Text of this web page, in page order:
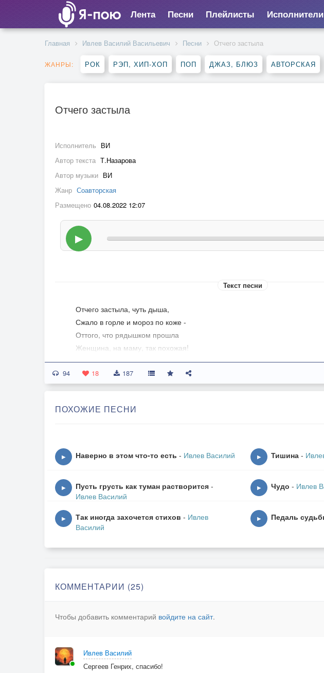
Лента Песни Плейлисты Исполнители
Главная Ивлев Василий Васильевич Песни Отчего застыла
ЖАНРЫ: РОК РЭП, ХИП-ХОП ПОП ДЖАЗ, БЛЮЗ АВТОРСКАЯ
Отчего застыла
Исполнитель ВИ
Автор текста Т.Назарова
Автор музыки ВИ
Жанр Соавторская
Размещено 04.08.2022 12:07
▶
Текст песни
Отчего застыла, чуть дыша,
Сжало в горле и мороз по коже -
Оттого, что рядышком прошла
Женщина, на маму, так похожая!
Тот же плащ, чуть тесный в рукавах,
И платок - опять повязан наспех!
И в галошах - просто курам на смех!
Вслед за ней иду и улыбаюсь,
Обманулась, зная наперёд,
Что родная - далеко, далёко!
Только ветер в окна занесёт
От того, что рядышком прошла
94 18 187
ПОХОЖИЕ ПЕСНИ
▶ Наверно в этом что-то есть - Ивлев Василий ▶ Тишина -
▶ Пусть грусть как туман растворится -
Ивлев Василий
▶ Чудо - Ивлев
▶ Так иногда захочется стихов - Ивлев
Василий
▶ Педаль
КОММЕНТАРИИ (25)
Чтобы добавить комментарий войдите на сайт.
Ивлев Василий
Сергеев Генрих, спасибо!